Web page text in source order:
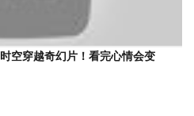
空穿越奇幻片！看完心情会变